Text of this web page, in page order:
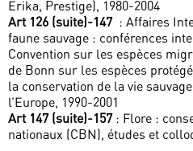
Erika, Prestige), 1980-2004
Art 126 (suite)-147 : Affaires
faune sauvage : conférences
Convention sur les espèces
de Bonn sur les espèces
la conservation de la vie
l’Europe, 1990-2001
Art 147 (suite)-157: Flore :
nationaux (CBN), études et